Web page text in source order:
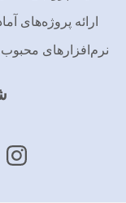
ارائه پروژه‌های
نرم‌افزارهای